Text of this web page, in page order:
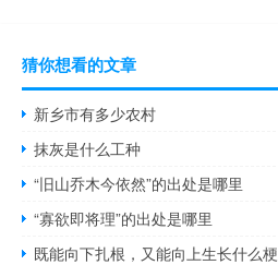
猜你想看的文章
新乡市有多少农村
抹灰是什么工种
“旧山乔木今依然”的出处是哪里
“寡欲即将理”的出处是哪里
既能向下扎根，又能向上生长什么梗